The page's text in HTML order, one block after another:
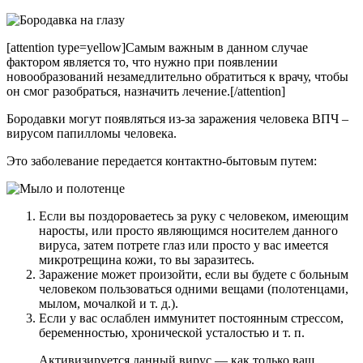
[attention type=yellow]Самым важным в данном случае
фактором является то, что нужно при появлении
новообразований незамедлительно обратиться к врачу, чтобы
он смог разобраться, назначить лечение.[/attention]
Бородавки могут появляться из-за заражения человека ВПЧ –
вирусом папилломы человека.
Это заболевание передается контактно-бытовым путем:
Если вы поздороваетесь за руку с человеком, имеющим
наросты, или просто являющимся носителем данного
вируса, затем потрете глаз или просто у вас имеется
микротрещина кожи, то вы заразитесь.
Заражение может произойти, если вы будете с больным
человеком пользоваться одними вещами (полотенцами,
мылом, мочалкой и т. д.).
Если у вас ослаблен иммунитет постоянным стрессом,
беременностью, хронической усталостью и т. п.
Активизируется данный вирус — как только ваш